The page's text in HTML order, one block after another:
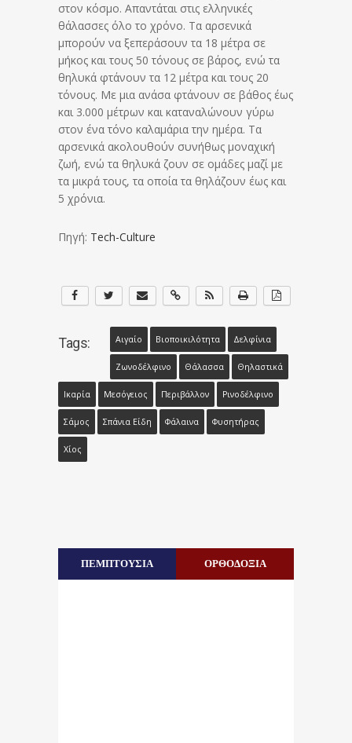
στον κόσμο. Απαντάται στις ελληνικές
θάλασσες όλο το χρόνο. Τα αρσενικά
μπορούν να ξεπεράσουν τα 18 μέτρα σε
μήκος και τους 50 τόνους σε βάρος, ενώ τα
θηλυκά φτάνουν τα 12 μέτρα και τους 20
τόνους. Με μια ανάσα φτάνουν σε βάθος έως
και 3.000 μέτρων και καταναλώνουν γύρω
στον ένα τόνο καλαμάρια την ημέρα. Τα
αρσενικά ακολουθούν συνήθως μοναχική
ζωή, ενώ τα θηλυκά ζουν σε ομάδες μαζί με
τα μικρά τους, τα οποία τα θηλάζουν έως και
5 χρόνια.
Πηγή: Tech-Culture
Tags: Αιγαίο Βιοποικιλότητα Δελφίνια
Ζωνοδέλφινο Θάλασσα Θηλαστικά
Ικαρία Μεσόγειος Περιβάλλον Ρινοδέλφινο
Σάμος Σπάνια Είδη Φάλαινα Φυσητήρας
Χίος
ΠΕΜΠΤΟΥΣΙΑ ΟΡΘΟΔΟΞΙΑ